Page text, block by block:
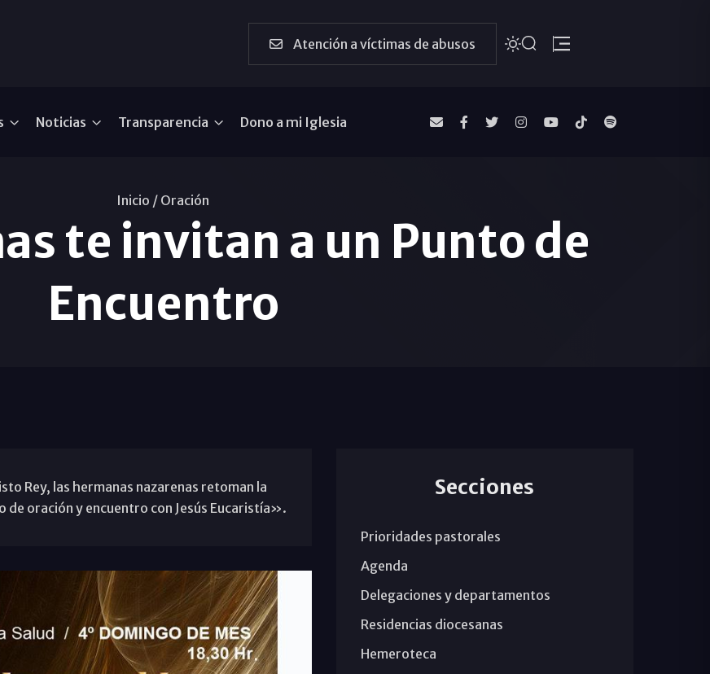
Atención a víctimas de abusos
Noticias Transparencia Dono a mi Iglesia
Inicio / Oración
te invitan a un Punto de
Encuentro
Rey, las hermanas nazarenas retoman la
oración y encuentro con Jesús Eucaristía».
Secciones
Prioridades pastorales
Agenda
Delegaciones y departamentos
Residencias diocesanas
Hemeroteca